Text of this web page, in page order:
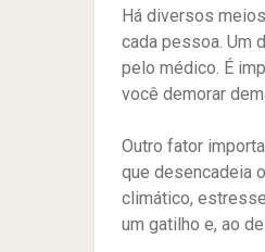
Há diversos
cada pessoa. Um
pelo médico. É
você demorar
Outro fator
que desencadeia
climático,
um gatilho e, ao